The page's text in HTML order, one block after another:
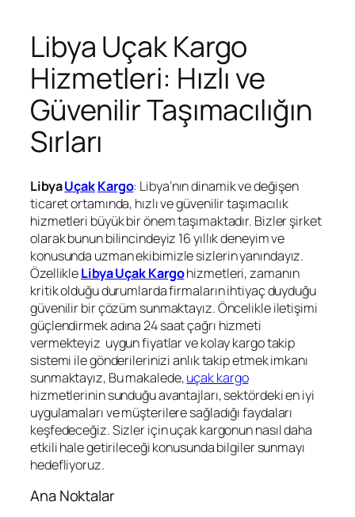
Libya Uçak Kargo
Hizmetleri: Hızlı ve
Güvenilir Taşımacılığın
Sırları
LibyaUçakKargo: Libya’nın dinamik ve değişen
ticaret ortamında, hızlı ve güvenilir taşımacılık
hizmetleri büyük bir önem taşımaktadır. Bizler şirket
olarak bunun bilincindeyiz 16 yıllık deneyim ve
konusunda uzman ekibimizle sizlerin yanındayız.
ÖzellikleLibya Uçak Kargohizmetleri, zamanın
kritik olduğu durumlarda firmaların ihtiyaç duyduğu
güvenilir bir çözüm sunmaktayız. Öncelikle iletişimi
güçlendirmek adına 24 saat çağrı hizmeti
vermekteyiz uygun fiyatlar ve kolay kargo takip
sistemi ile gönderilerinizi anlık takip etmek imkanı
sunmaktayız, Bu makalede,uçak kargo
hizmetlerinin sunduğu avantajları, sektördeki en iyi
uygulamaları ve müşterilere sağladığı faydaları
keşfedeceğiz. Sizler için uçak kargonun nasıl daha
etkili hale getirileceği konusunda bilgiler sunmayı
hedefliyoruz.
Ana Noktalar